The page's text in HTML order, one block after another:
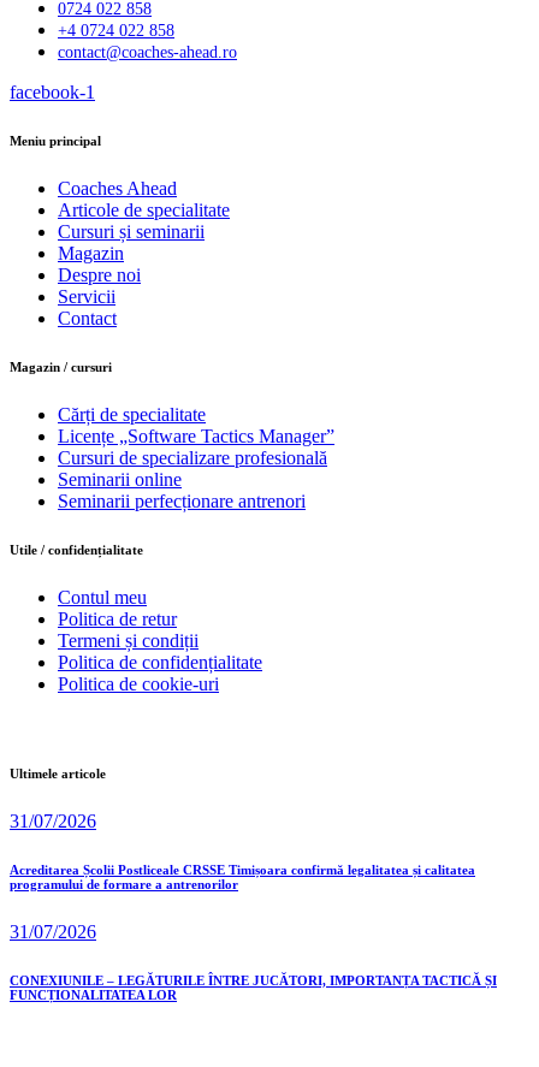
0724 022 858
+4 0724 022 858
contact@coaches-ahead.ro
facebook-1
Meniu principal
Coaches Ahead
Articole de specialitate
Cursuri și seminarii
Magazin
Despre noi
Servicii
Contact
Magazin / cursuri
Cărți de specialitate
Licențe „Software Tactics Manager”
Cursuri de specializare profesională
Seminarii online
Seminarii perfecționare antrenori
Utile / confidențialitate
Contul meu
Politica de retur
Termeni și condiții
Politica de confidențialitate
Politica de cookie-uri
Ultimele articole
31/07/2026
Acreditarea Școlii Postliceale CRSSE Timișoara confirmă legalitatea și calitatea
programului de formare a antrenorilor
31/07/2026
CONEXIUNILE – LEGĂTURILE ÎNTRE JUCĂTORI, IMPORTANȚA TACTICĂ ȘI
FUNCȚIONALITATEA LOR